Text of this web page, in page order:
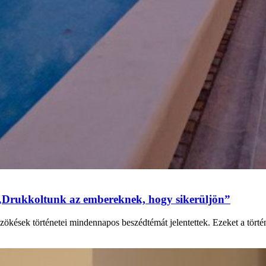
az embereknek, hogy sikerüljön”
történetei mindennapos beszédtémát jelentettek. Ezeket a